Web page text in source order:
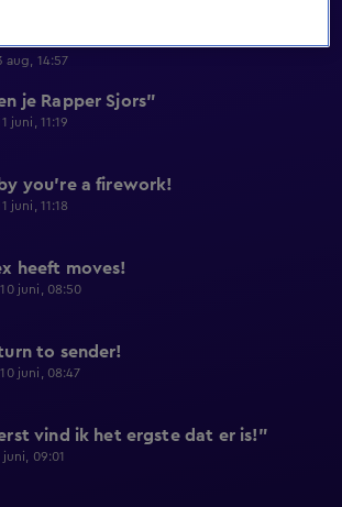
aug, 14:57
je Rapper Sjors"
juni, 11:19
you're a firework!
juni, 11:18
heeft moves!
juni, 08:50
to sender!
juni, 08:47
vind ik het ergste dat er is!"
juni, 09:01